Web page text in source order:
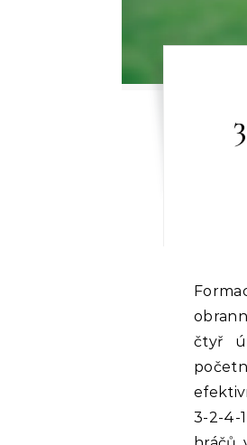
Formace 3-2-4-1 je taktická dispozice ve fotbale, která kombinuje
čtyř
3-2-4-